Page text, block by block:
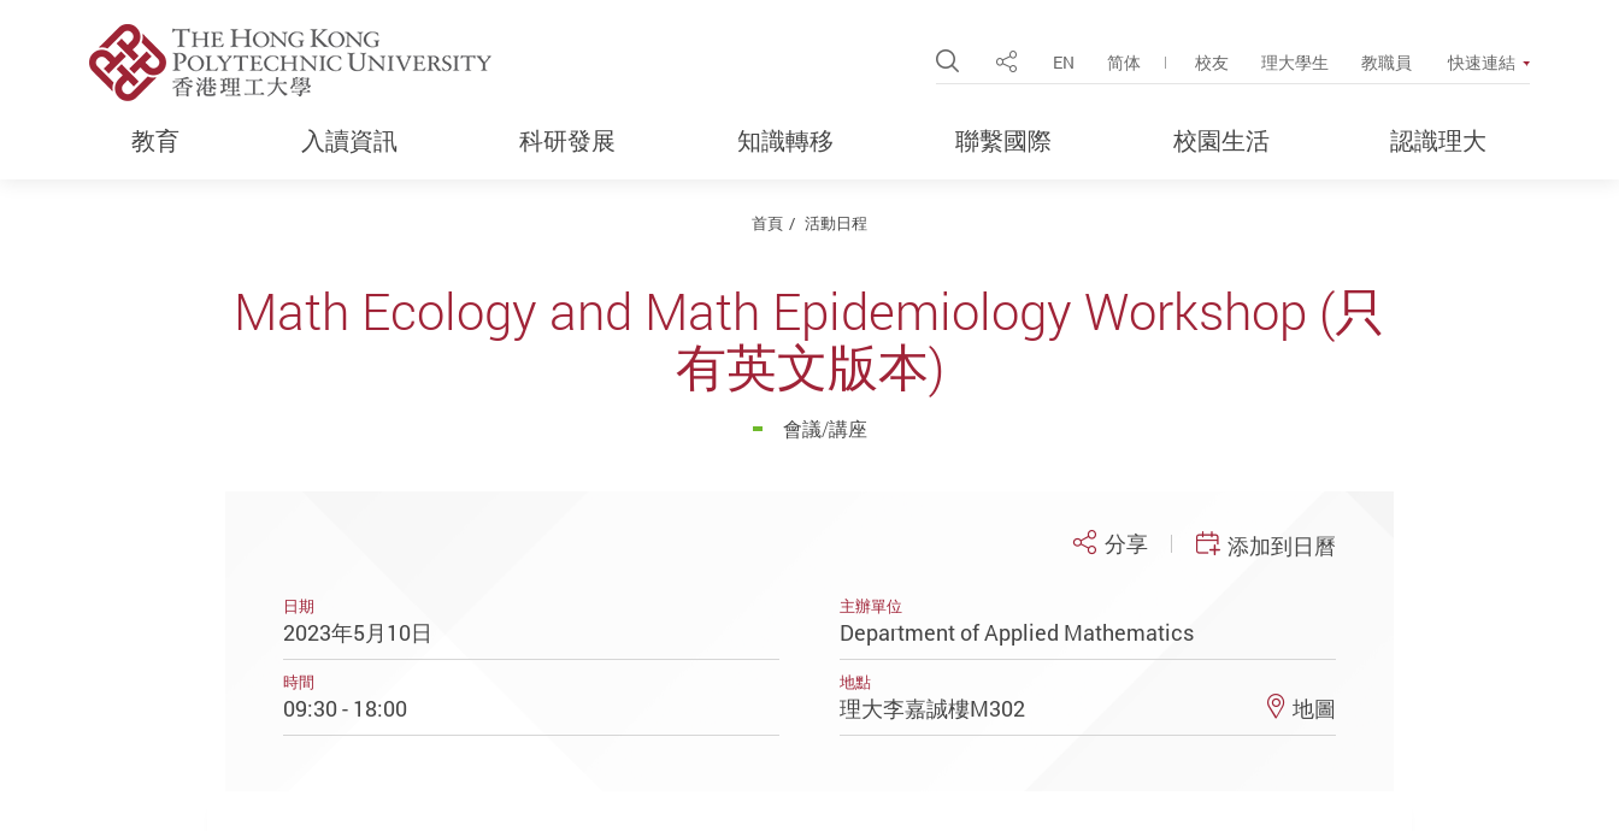
Open Site Search Popup
分享 EN 简体 校友 理大學生 教職員 快速連結
教育 入讀資訊 科研發展 知識轉移 聯繫國際 校園生活 認識理大
首頁 活動日程
Math Ecology and Math Epidemiology Workshop (只
有英文版本)
會議/講座
分享 添加到日曆
日期
2023年5月10日
主辦單位
Department of Applied Mathematics
時間
09:30 - 18:00
地點
理大李嘉誠樓M302 地圖